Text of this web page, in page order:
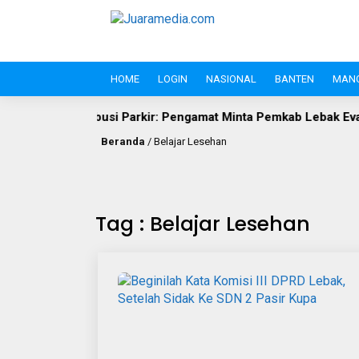
HOME LOGIN NASIONAL BANTEN
vs Retribusi Parkir: Pengamat Minta Pemkab Lebak
Beranda / Belajar Lesehan
Tag : Belajar Lesehan